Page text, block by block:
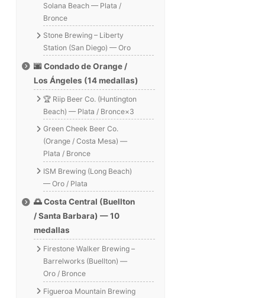
Solana Beach — Plata /
Bronce
Stone Brewing – Liberty
Station (San Diego) — Oro
🌆 Condado de Orange /
Los Ángeles (14 medallas)
🏆 Riip Beer Co. (Huntington
Beach) — Plata / Bronce×3
Green Cheek Beer Co.
(Orange / Costa Mesa) —
Plata / Bronce
ISM Brewing (Long Beach)
— Oro / Plata
🌅 Costa Central (Buellton
/ Santa Barbara) — 10
medallas
Firestone Walker Brewing –
Barrelworks (Buellton) —
Oro / Bronce
Figueroa Mountain Brewing